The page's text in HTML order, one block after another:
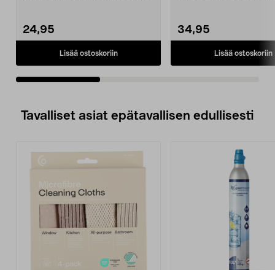
24,95
Lisää ostoskoriin
34,95
Lisää ostoskoriin
Tavalliset asiat epätavallisen edullisesti